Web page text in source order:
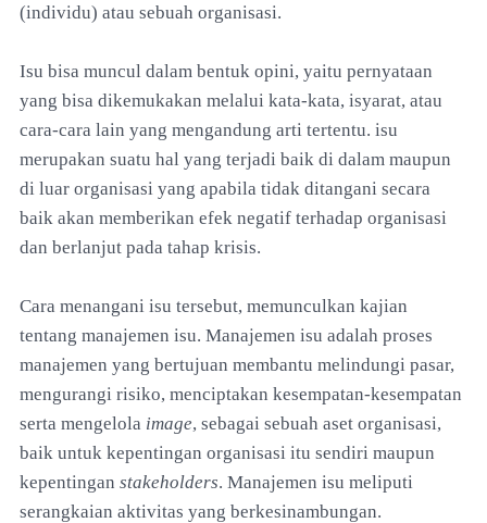
(individu) atau sebuah organisasi.
Isu bisa muncul dalam bentuk opini, yaitu pernyataan
yang bisa dikemukakan melalui kata-kata, isyarat, atau
cara-cara lain yang mengandung arti tertentu. isu
merupakan suatu hal yang terjadi baik di dalam maupun
di luar organisasi yang apabila tidak ditangani secara
baik akan memberikan efek negatif terhadap organisasi
dan berlanjut pada tahap krisis.
Cara menangani isu tersebut, memunculkan kajian
tentang manajemen isu. Manajemen isu adalah proses
manajemen yang bertujuan membantu melindungi pasar,
mengurangi risiko, menciptakan kesempatan-kesempatan
serta mengelola image, sebagai sebuah aset organisasi,
baik untuk kepentingan organisasi itu sendiri maupun
kepentingan stakeholders. Manajemen isu meliputi
serangkaian aktivitas yang berkesinambungan.